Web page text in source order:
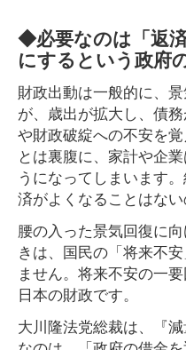
◆必要なのは「返
にするという政府
財政出動は一般的に、
が、歳出が拡大し、債
や財政破綻への不安を
とは裏腹に、家計や企
うになってしまいます
済がよくなることはない
腰の入った景気回復に
きは、国民の「将来不
ません。将来不安の一
日本の財政です。
大川隆法党総裁は、『